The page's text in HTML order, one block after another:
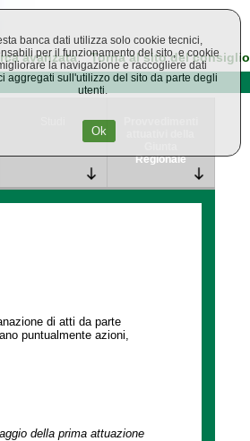
avanzata Torna al sito del consiglio
Regionale
di atti da parte
puntualmente azioni,
della prima attuazione
banca dati utilizza solo cookie tecnici,
per il funzionamento del sito, e cookie
la navigazione e raccogliere dati
aggregati sull'utilizzo del sito da parte degli
utenti.
Ok